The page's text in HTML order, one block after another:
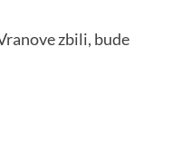
zbili, bude